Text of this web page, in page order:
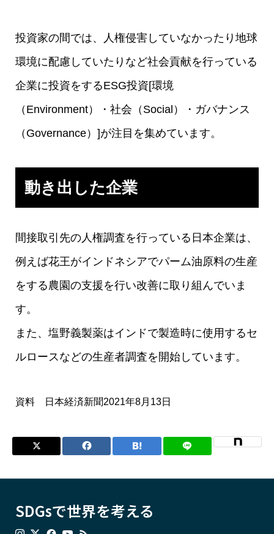
投資家の間では、人権侵害していなかったり地球
環境に配慮していたりなど社会貢献を行っている
企業に投資をするESG投資[環境
（Environment）・社会（Social）・ガバナンス
（Governance）]が注目を集めています。
動き出した企業
間接取引先の人権調査を行っている日本企業は、
例えば花王がインドネシアでパーム油原料の生産
をする農園の支援を行い改善に取り組んでいま
す。
また、塩野義製薬はインドで製造時に使用するセ
ルロースなどの生産者調査を開始しています。
資料 日本経済新聞2021年8月13日
SDGsで世界を考える